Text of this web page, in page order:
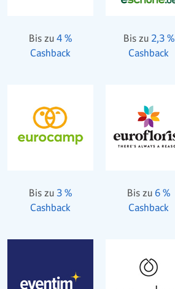
Bis zu 4 %
Cashback
Bis zu 2,3 %
Cashback
Bis zu 3 %
Cashback
Bis zu 6 %
Cashback